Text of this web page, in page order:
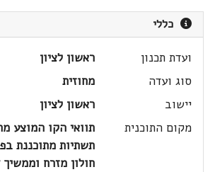
כללי
ועדת תכנון
ראשון לציון
סוג ועדה
מחוזית
יישוב
ראשון לציון
מקום התוכנית
תוואי הקו המוצע
תשתיות מתוכננת
חולון מזרח